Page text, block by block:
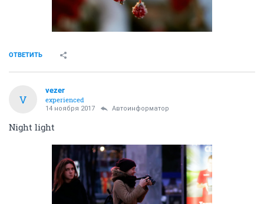
ОТВЕТИТЬ
V
vezer
experienced
14 ноября 2017 Автоинформатор
Night light